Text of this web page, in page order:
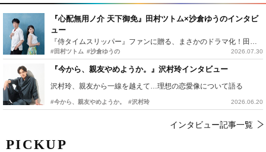
PICKUP
『心配無用ノ介 天下御免』田村ツトム×沙倉ゆうのインタビ
ュー
#田村ツトム #沙倉ゆうの 2026.07.30
『今から、親友やめようか。』沢村玲インタビュー
沢村玲、親友から一線を越えて…理想の恋愛像について語る
#今から、親友やめようか。 #沢村玲 2026.06.20
インタビュー記事一覧